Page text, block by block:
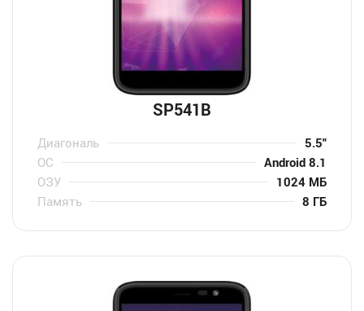
SP541B
Диагональ
5.5″
ОС
Android 8.1
ОЗУ
1024 МБ
Память
8 ГБ